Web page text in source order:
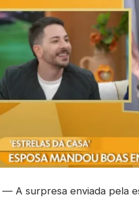
— A surpresa enviada pela